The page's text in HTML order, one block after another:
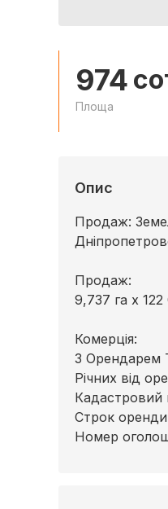
974
Площа
Опис
Продаж:
Продаж:
9,737 га х
Комерція:
З Орендарем
Річних від
Кадастровий
Строк
Номер